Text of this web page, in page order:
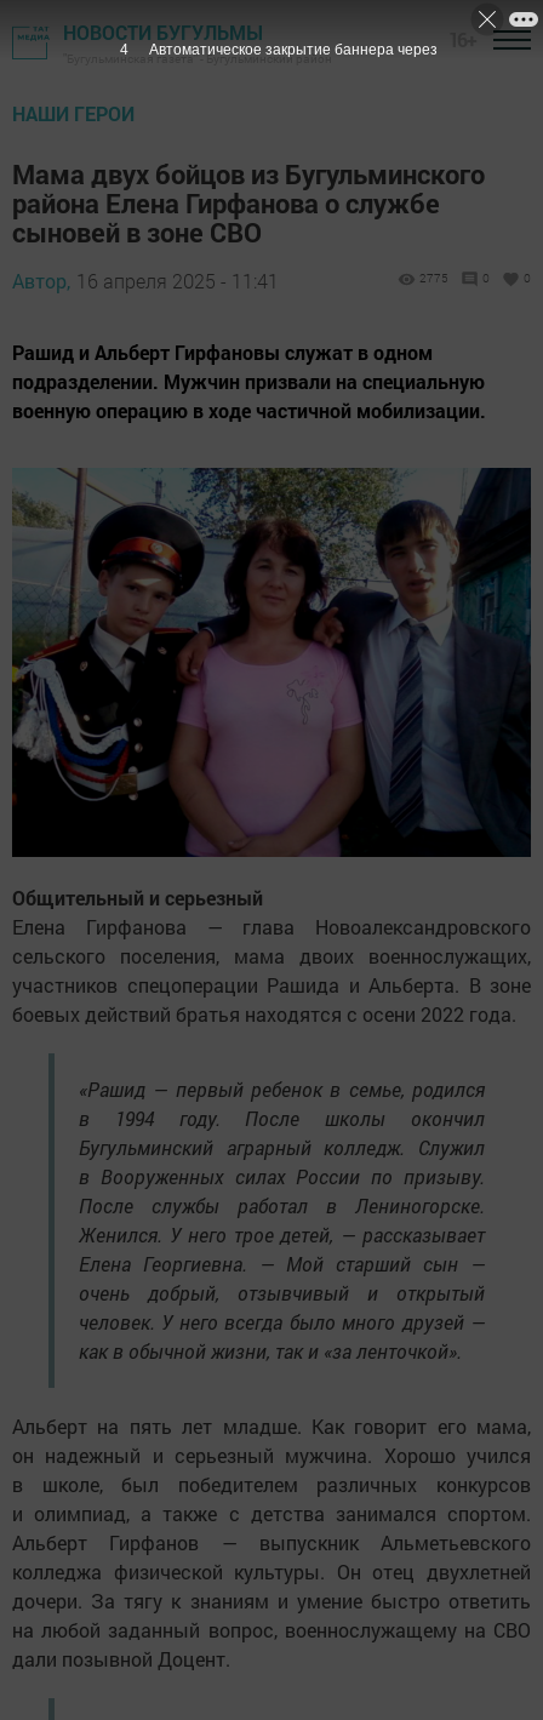
НОВОСТИ БУГУЛЬМЫ
"Бугульминская газета" - Бугульминский район
НАШИ ГЕРОИ
Мама двух бойцов из Бугульминского
района Елена Гирфанова о службе
сыновей в зоне СВО
Автор, 16 апреля 2025 - 11:41 2775 0 0
Рашид и Альберт Гирфановы служат в одном
подразделении. Мужчин призвали на специальную
военную операцию в ходе частичной мобилизации.
Общительный и серьезный
Елена Гирфанова — глава Новоалександровского
сельского поселения, мама двоих военнослужащих,
участников спецоперации Рашида и Альберта. В зоне
боевых действий братья находятся с осени 2022 года.
«Рашид — первый ребенок в семье, родился
в 1994 году. После школы окончил
Бугульминский аграрный колледж. Служил
в Вооруженных силах России по призыву.
После службы работал в Лениногорске.
Женился. У него трое детей, — рассказывает
Елена Георгиевна. — Мой старший сын —
очень добрый, отзывчивый и открытый
человек. У него всегда было много друзей —
как в обычной жизни, так и «за ленточкой».
Альберт на пять лет младше. Как говорит его мама,
он надежный и серьезный мужчина. Хорошо учился
в школе, был победителем различных конкурсов
и олимпиад, а также с детства занимался спортом.
Альберт Гирфанов — выпускник Альметьевского
колледжа физической культуры. Он отец двухлетней
дочери. За тягу к знаниям и умение быстро ответить
на любой заданный вопрос, военнослужащему на СВО
дали позывной Доцент.
3 Автоматическое закрытие баннера через